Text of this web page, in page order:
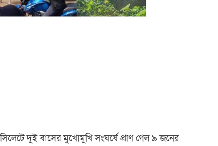
সিলেটে দুই বাসের মুখোমুখি সংঘর্ষে প্রাণ গেল ৯ জনের